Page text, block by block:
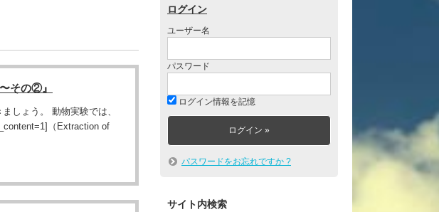
その②』
しょう。 動物実験では、
（Extraction of
ログイン
ユーザー名
パスワード
ログイン情報を記憶
パスワードをお忘れですか ?
サイト内検索